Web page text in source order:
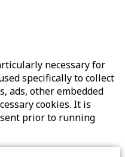
necessary for
specifically to collect
ads, other embedded
cookies. It is
prior to running